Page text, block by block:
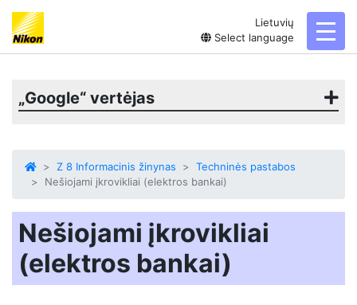
Lietuvių
Select language
„Google“ vertėjas
Z 8 Informacinis žinynas
Techninės pastabos
Nešiojami įkrovikliai (elektros bankai)
Nešiojami įkrovikliai
(elektros bankai)